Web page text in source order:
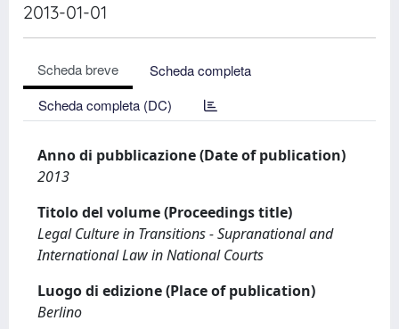
2013-01-01
Scheda breve
Scheda completa
Scheda completa (DC)
Anno di pubblicazione (Date of publication)
2013
Titolo del volume (Proceedings title)
Legal Culture in Transitions - Supranational and
International Law in National Courts
Luogo di edizione (Place of publication)
Berlino